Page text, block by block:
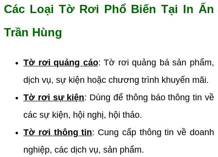
Các Loại Tờ Rơi Phổ Biến Tại In Ấn
Trần Hùng
Tờ rơi quảng cáo: Tờ rơi quảng bá sản phẩm,
dịch vụ, sự kiện hoặc chương trình khuyến mãi.
Tờ rơi sự kiện: Dùng để thông báo thông tin về
các sự kiện, hội nghị, hội thảo.
Tờ rơi thông tin: Cung cấp thông tin về doanh
nghiệp, các dịch vụ, sản phẩm.